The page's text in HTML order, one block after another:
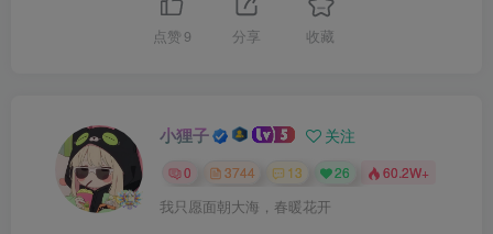
点赞 9 分享 收藏
小狸子 关注
0 3744 13 26 60.2W+
我只愿面朝大海，春暖花开